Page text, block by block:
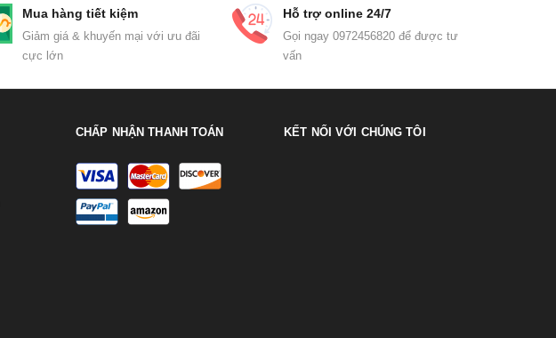
Mua hàng tiết kiệm
Giảm giá & khuyến mại với ưu đãi
cực lớn
Hỗ trợ online 24/7
Gọi ngay 0972456820 để được tư
vấn
CHẤP NHẬN THANH TOÁN KẾT NỐI VỚI CHÚNG TÔI